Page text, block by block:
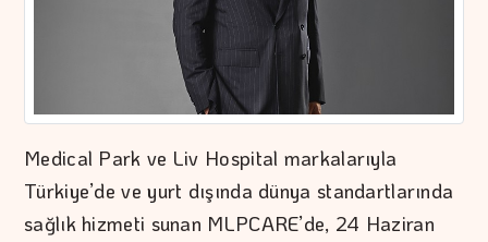
Medical Park ve Liv Hospital markalarıyla
Türkiye’de ve yurt dışında dünya standartlarında
sağlık hizmeti sunan MLPCARE’de, 24 Haziran